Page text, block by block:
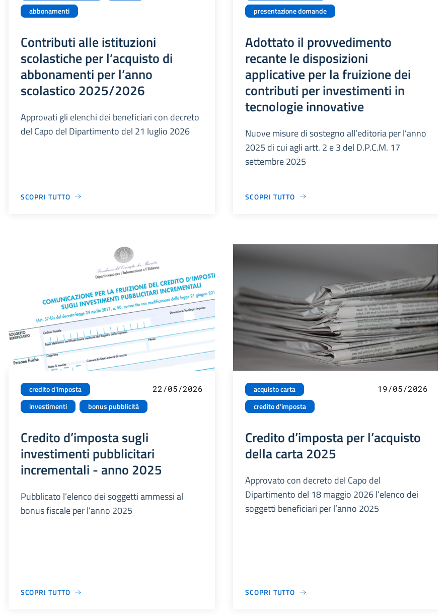
abbonamenti
Contributi alle istituzioni
scolastiche per l’acquisto di
abbonamenti per l’anno
scolastico 2025/2026
Approvati gli elenchi dei beneficiari con decreto
del Capo del Dipartimento del 21 luglio 2026
SCOPRI TUTTO
presentazione domande
Adottato il provvedimento
recante le disposizioni
applicative per la fruizione dei
contributi per investimenti in
tecnologie innovative
Nuove misure di sostegno all’editoria per l’anno
2025 di cui agli artt. 2 e 3 del D.P.C.M. 17
settembre 2025
SCOPRI TUTTO
credito d'imposta
investimenti
bonus pubblicità
22/05/2026
Credito d’imposta sugli
investimenti pubblicitari
incrementali - anno 2025
Pubblicato l’elenco dei soggetti ammessi al
bonus fiscale per l’anno 2025
SCOPRI TUTTO
acquisto carta
credito d'imposta
19/05/2026
Credito d’imposta per l’acquisto
della carta 2025
Approvato con decreto del Capo del
Dipartimento del 18 maggio 2026 l’elenco dei
soggetti beneficiari per l’anno 2025
SCOPRI TUTTO